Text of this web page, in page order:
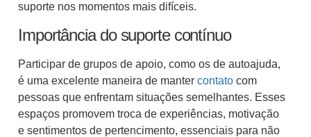
suporte nos momentos mais difíceis.
Importância do suporte contínuo
Participar de grupos de apoio, como os de autoajuda,
é uma excelente maneira de manter contato com
pessoas que enfrentam situações semelhantes. Esses
espaços promovem troca de experiências, motivação
e sentimentos de pertencimento, essenciais para não